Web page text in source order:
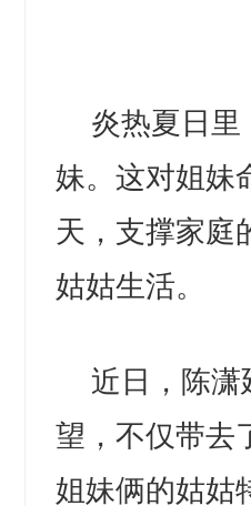
炎热夏日
妹。这对姐妹
天，支撑家庭
姑姑生活。
近日，陈
望，不仅带去
姐妹俩的姑姑